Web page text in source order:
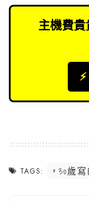
主機費
TAGS: 30歲寫